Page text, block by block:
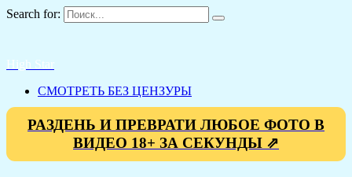
Search for:
High Star
СМОТРЕТЬ БЕЗ ЦЕНЗУРЫ
РАЗДЕНЬ И ПРЕВРАТИ ЛЮБОЕ ФОТО В
ВИДЕО 18+ ЗА СЕКУНДЫ ⇗